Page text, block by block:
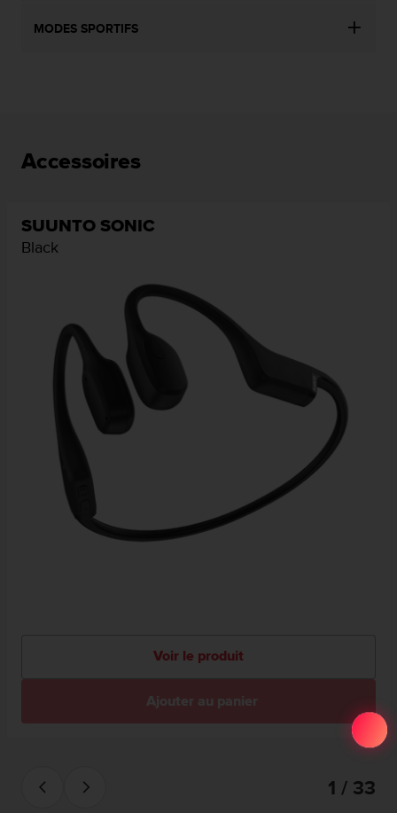
MODES SPORTIFS
Accessoires
SUUNTO SONIC
Black
Voir le produit
Ajouter au panier
1 / 33